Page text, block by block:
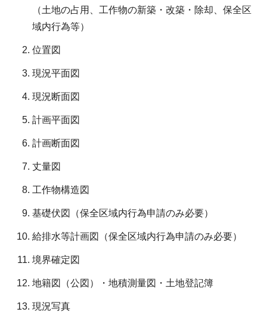
（土地の占用、工作物の新築・改築・除却、保全区
域内行為等）
位置図
現況平面図
現況断面図
計画平面図
計画断面図
丈量図
工作物構造図
基礎伏図（保全区域内行為申請のみ必要）
給排水等計画図（保全区域内行為申請のみ必要）
境界確定図
地籍図（公図）・地積測量図・土地登記簿
現況写真